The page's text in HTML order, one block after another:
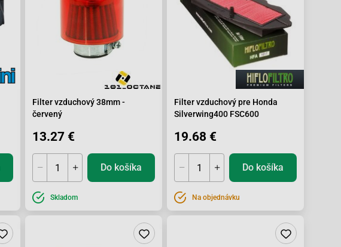
Filter vzduchový 38mm -
červený
13.27 €
Do košíka
Skladom
Filter vzduchový pre Honda
Silverwing400 FSC600
19.68 €
Do košíka
Na objednávku